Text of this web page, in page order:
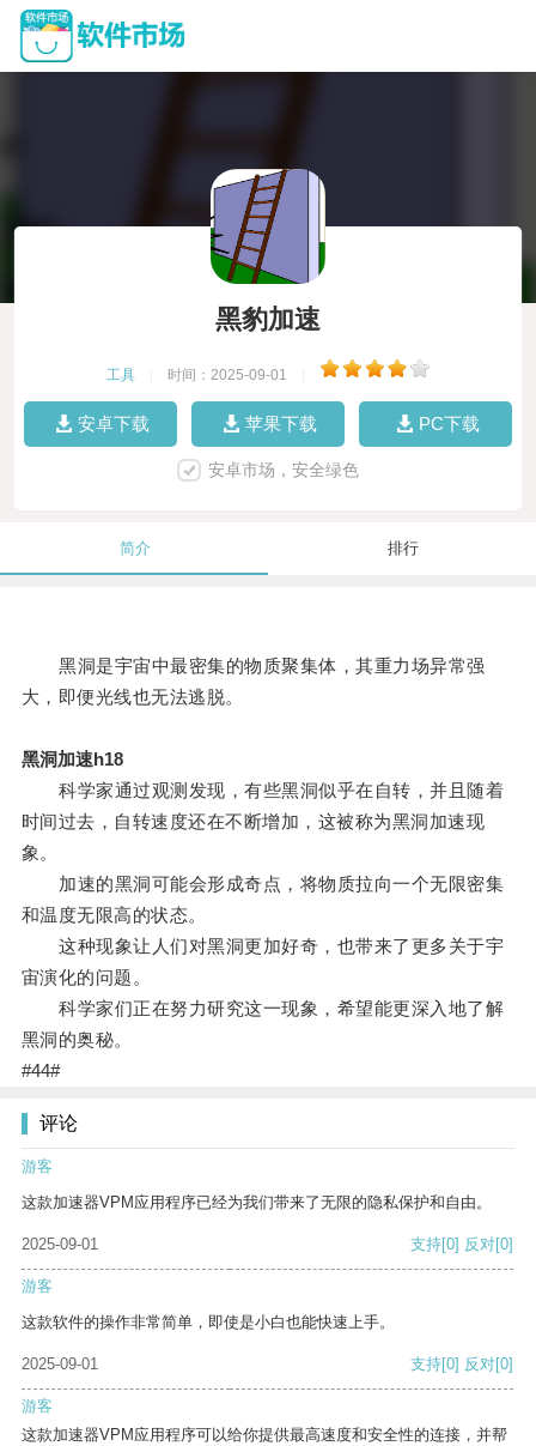
黑豹加速
工具 时间：2025-09-01
安卓下载 苹果下载 PC下载
安卓市场，安全绿色
简介 排行
黑洞是宇宙中最密集的物质聚集体，其重力场异常强
大，即便光线也无法逃脱。
黑洞加速h18
科学家通过观测发现，有些黑洞似乎在自转，并且随着
时间过去，自转速度还在不断增加，这被称为黑洞加速现
象。
加速的黑洞可能会形成奇点，将物质拉向一个无限密集
和温度无限高的状态。
这种现象让人们对黑洞更加好奇，也带来了更多关于宇
宙演化的问题。
科学家们正在努力研究这一现象，希望能更深入地了解
黑洞的奥秘。
#44#
评论
游客
这款加速器VPM应用程序已经为我们带来了无限的隐私保护和自由。
2025-09-01 支持[0] 反对[0]
游客
这款软件的操作非常简单，即使是小白也能快速上手。
2025-09-01 支持[0] 反对[0]
游客
这款加速器VPM应用程序可以给你提供最高速度和安全性的连接，并帮